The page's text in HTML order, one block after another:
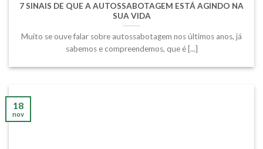
7 SINAIS DE QUE A AUTOSSABOTAGEM ESTÁ AGINDO NA
SUA VIDA
Muito se ouve falar sobre autossabotagem nos últimos anos, já
sabemos e compreendemos, que é [...]
18
nov